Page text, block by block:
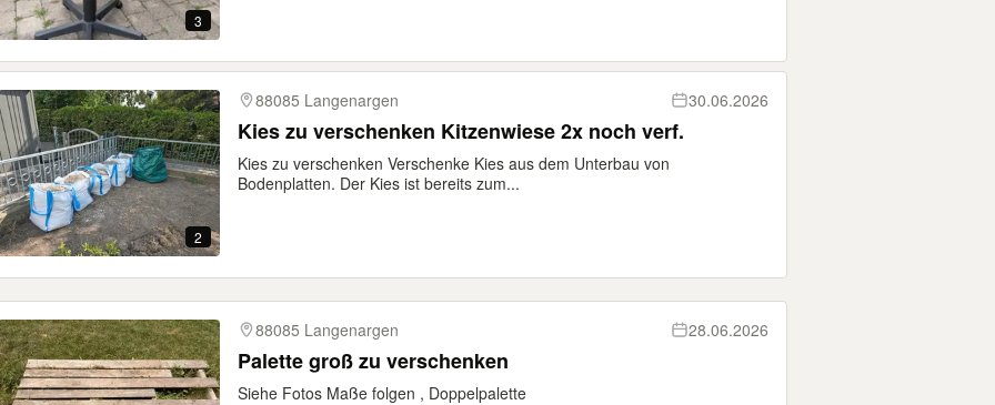
3
2
88085 Langenargen 30.06.2026
Kies zu verschenken Kitzenwiese 2x noch verf.
Kies zu verschenken Verschenke Kies aus dem Unterbau von
Bodenplatten. Der Kies ist bereits zum...
88085 Langenargen 28.06.2026
Palette groß zu verschenken
Siehe Fotos Maße folgen , Doppelpalette